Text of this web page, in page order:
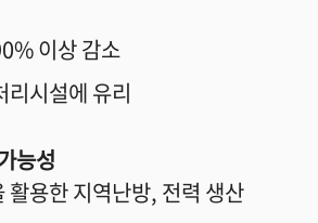
이상 감소
리시설에 유리
능성
활용한 지역난방, 전력 생산